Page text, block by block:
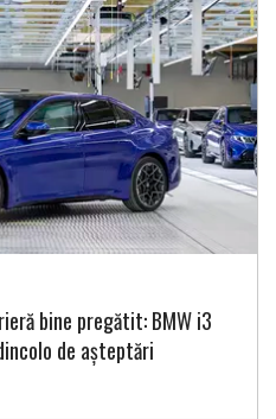
bine pregătit: BMW i3
de așteptări